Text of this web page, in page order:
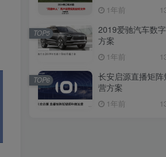
1年前
2019爱驰汽车数
方案
1年前
TOP5
长安启源直播矩阵
营方案
1年前
TOP6